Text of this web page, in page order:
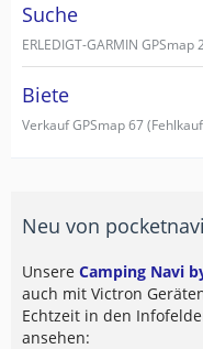
Suche
ERLEDIGT-GARMIN GPSmap
Biete
Verkauf GPSmap 67
Neu von
Unsere Camping Navi
auch mit Victron
Echtzeit in den
ansehen: